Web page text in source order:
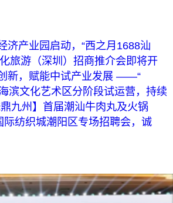
济产业园启动，“西之月1688汕
旅游（深圳）招商推介会即将开
新，赋能中试产业发展 ——“
滨文化艺术区分阶段试运营，持续
鼎九州】首届潮汕牛肉丸及火锅
际纺织城潮阳区专场招聘会，诚